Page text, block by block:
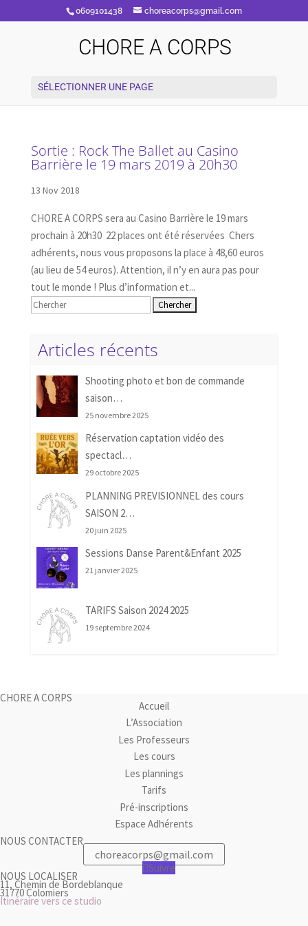
0609101438 choreacorps@gmail.com
CHORE A CORPS
SÉLECTIONNER UNE PAGE
Sortie : Rock The Ballet au Casino
Barrière le 19 mars 2019 à 20h30
13 Nov 2018
CHORE A CORPS sera au Casino Barrière le 19 mars
prochain à 20h30 22 places ont été réservées Chers
adhérents, nous vous proposons la place à 48,60 euros
(au lieu de 54 euros). Attention, il n’y en aura pas pour
tout le monde ! Plus d’information et...
Rechercher:
Articles récents
Shooting photo et bon de commande
saison…
25 novembre 2025
Réservation captation vidéo des
spectacl…
29 octobre 2025
PLANNING PREVISIONNEL des cours
SAISON 2…
20 juin 2025
Sessions Danse Parent&Enfant 2025
21 janvier 2025
TARIFS Saison 2024 2025
19 septembre 2024
CHORE A CORPS
Accueil
L’Association
Les Professeurs
Les cours
Les plannings
Tarifs
Pré-inscriptions
Espace Adhérents
NOUS CONTACTER
choreacorps@gmail.com
Suivre
NOUS LOCALISER
11, Chemin de Bordeblanque
31770 Colomiers
Itinéraire vers ce studio